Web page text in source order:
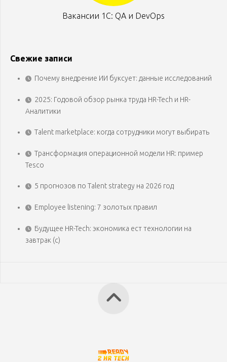
Вакансии 1С: QA и DevOps
Свежие записи
Почему внедрение ИИ буксует: данные исследований
2025: Годовой обзор рынка труда HR-Tech и HR-
Аналитики
Talent marketplace: когда сотрудники могут выбирать
Трансформация операционной модели HR: пример
Tesco
5 прогнозов по Talent strategy на 2026 год
Employee listening: 7 золотых правил
Будущее HR-Tech: экономика ест технологии на
завтрак (с)